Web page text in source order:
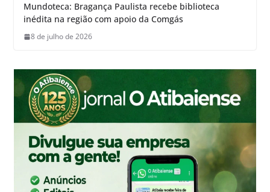
Mundoteca: Bragança Paulista recebe biblioteca
inédita na região com apoio da Comgás
8 de julho de 2026